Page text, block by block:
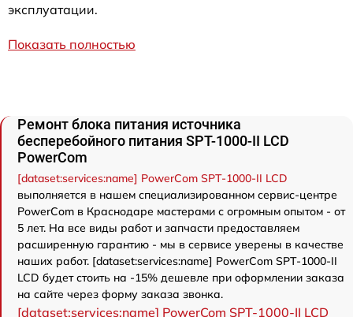
эксплуатации.
Показать полностью
Ремонт блока питания источника
бесперебойного питания SPT-1000-II LCD
PowerCom
[dataset:services:name] PowerCom SPT-1000-II LCD
выполняется в нашем специализированном сервис-центре
PowerCom в Краснодаре мастерами с огромным опытом - от
5 лет. На все виды работ и запчасти предоставляем
расширенную гарантию - мы в сервисе уверены в качестве
наших работ. [dataset:services:name] PowerCom SPT-1000-II
LCD будет стоить на -15% дешевле при оформлении заказа
на сайте через форму заказа звонка.
[dataset:services:name] PowerCom SPT-1000-II LCD